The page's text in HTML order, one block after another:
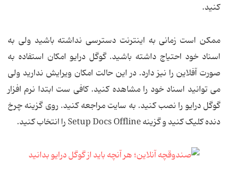
کنید.
ممکن است زمانی به اینترنت دسترسی نداشته باشید ولی به
اسناد خود احتیاج داشته باشید. گوگل درایو امکان استفاده به
صورت آفلاین را نیز دارد. در این حالت امکان ویرایش ندارید ولی
می توانید اسناد خود را مشاهده کنید. کافی ست ابتدا نرم افزار
گوگل درایو را نصب کنید. به سایت مراجعه کنید. روی گزینه چرخ
دنده کلیک کنید و گزینه Setup Docs Offline را انتخاب کنید.